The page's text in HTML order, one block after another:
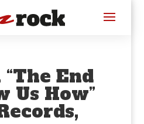
End
Us How”